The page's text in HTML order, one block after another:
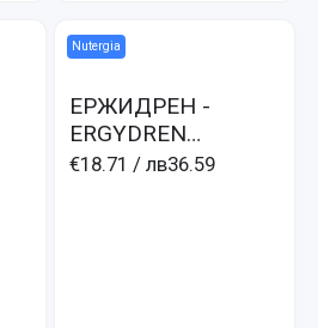
Nutergia
ЕРЖИДРЕН -
ERGYDREN
дрениране,
€18.71 / лв36.59